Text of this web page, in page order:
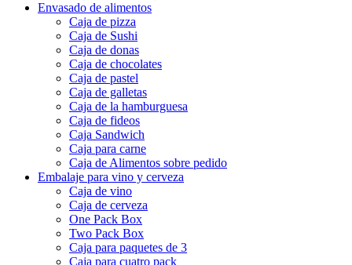
Envasado de alimentos
Caja de pizza
Caja de Sushi
Caja de donas
Caja de chocolates
Caja de pastel
Caja de galletas
Caja de la hamburguesa
Caja de fideos
Caja Sandwich
Caja para carne
Caja de Alimentos sobre pedido
Embalaje para vino y cerveza
Caja de vino
Caja de cerveza
One Pack Box
Two Pack Box
Caja para paquetes de 3
Caja para cuatro pack